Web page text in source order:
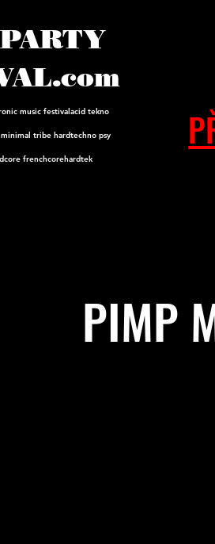
music festivalacid tekno
tribe hardtechno psy
frenchcorehardtek
PIMP